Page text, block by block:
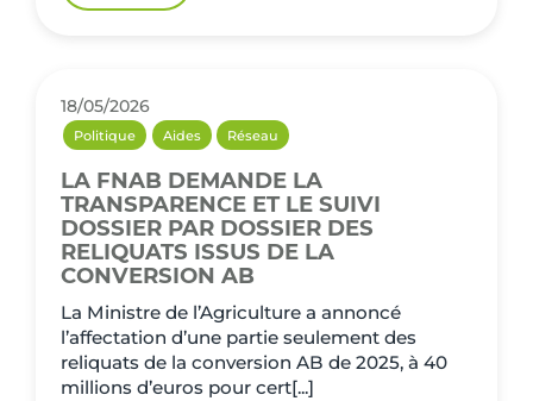
18/05/2026
Politique Aides Réseau
LA FNAB DEMANDE LA
TRANSPARENCE ET LE SUIVI
DOSSIER PAR DOSSIER DES
RELIQUATS ISSUS DE LA
CONVERSION AB
La Ministre de l’Agriculture a annoncé
l’affectation d’une partie seulement des
reliquats de la conversion AB de 2025, à 40
millions d’euros pour cert[...]